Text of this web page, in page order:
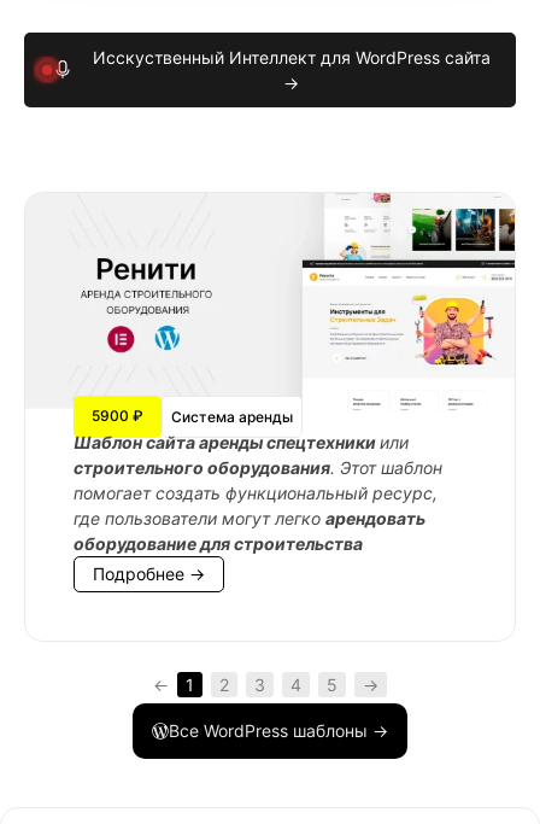
Исскуственный Интеллект для WordPress сайта
→
5900 ₽ Система аренды
Шаблон сайта аренды спецтехникиили
строительного оборудования. Этот шаблон
помогает создать функциональный ресурс,
где пользователи могут легко арендовать
оборудование для строительства
Подробнее →
← 1 2 3 4 5 →
Все WordPress шаблоны →